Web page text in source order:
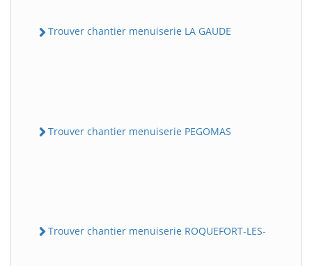
Trouver chantier menuiserie LA GAUDE
Trouver chantier menuiserie PEGOMAS
Trouver chantier menuiserie ROQUEFORT-LES-